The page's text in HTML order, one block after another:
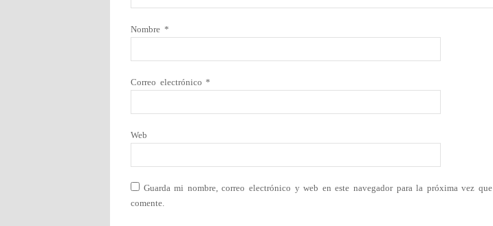
Nombre *
Correo electrónico*
Web
Guarda mi nombre, correo electrónico y web en este navegador para la próxima vez que
comente.